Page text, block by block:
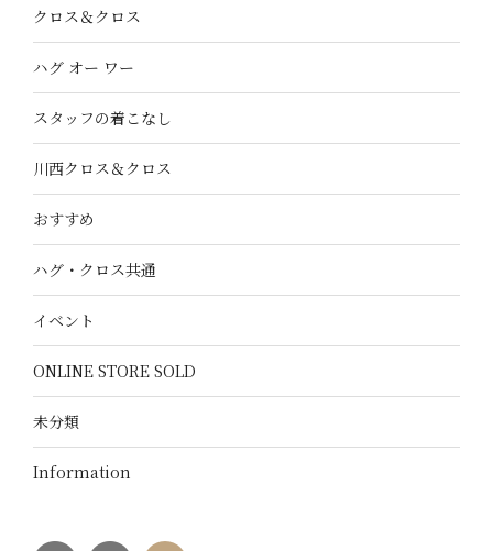
クロス＆クロス
ハグ オー ワー
スタッフの着こなし
川西クロス＆クロス
おすすめ
ハグ・クロス共通
イベント
ONLINE STORE SOLD
未分類
Information